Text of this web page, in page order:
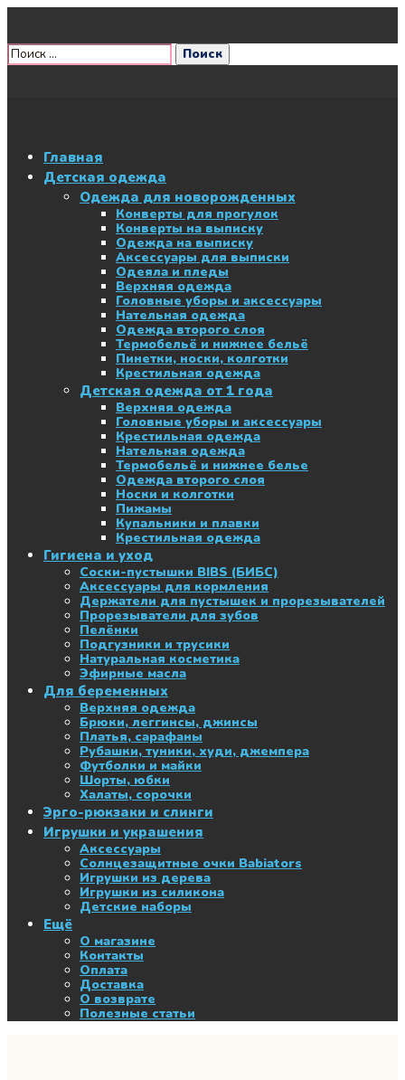
Главная
Детская одежда
Одежда для новорожденных
Конверты для прогулок
Конверты на выписку
Одежда на выписку
Аксессуары для выписки
Одеяла и пледы
Верхняя одежда
Головные уборы и аксессуары
Нательная одежда
Одежда второго слоя
Термобельё и нижнее бельё
Пинетки, носки, колготки
Крестильная одежда
Детская одежда от 1 года
Верхняя одежда
Головные уборы и аксессуары
Крестильная одежда
Нательная одежда
Термобельё и нижнее белье
Одежда второго слоя
Носки и колготки
Пижамы
Купальники и плавки
Крестильная одежда
Гигиена и уход
Соски-пустышки BIBS (БИБС)
Аксессуары для кормления
Держатели для пустышек и прорезывателей
Прорезыватели для зубов
Пелёнки
Подгузники и трусики
Натуральная косметика
Эфирные масла
Для беременных
Верхняя одежда
Брюки, леггинсы, джинсы
Платья, сарафаны
Рубашки, туники, худи, джемпера
Футболки и майки
Шорты, юбки
Халаты, сорочки
Эрго-рюкзаки и слинги
Игрушки и украшения
Аксессуары
Солнцезащитные очки Babiators
Игрушки из дерева
Игрушки из силикона
Детские наборы
Ещё
О магазине
Контакты
Оплата
Доставка
О возврате
Полезные статьи